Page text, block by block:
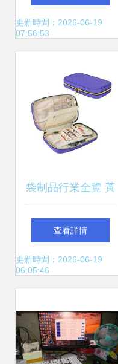
文化產業的多元生
更新時間：2026-06-19
07:56:53
袋制品行業全覽 黃
頁、供應商與制造
商資源整合指南
查看詳情
更新時間：2026-06-19
06:05:46